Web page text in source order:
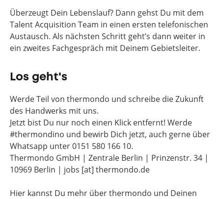
Überzeugt Dein Lebenslauf? Dann gehst Du mit dem
Talent Acquisition Team in einen ersten telefonischen
Austausch. Als nächsten Schritt geht’s dann weiter in
ein zweites Fachgespräch mit Deinem Gebietsleiter.
Los geht's
Werde Teil von thermondo und schreibe die Zukunft
des Handwerks mit uns.
Jetzt bist Du nur noch einen Klick entfernt! Werde
#thermondino und bewirb Dich jetzt, auch gerne über
Whatsapp unter 0151 580 166 10.
Thermondo GmbH | Zentrale Berlin | Prinzenstr. 34 |
10969 Berlin | jobs [at] thermondo.de
Hier kannst Du mehr über thermondo und Deinen